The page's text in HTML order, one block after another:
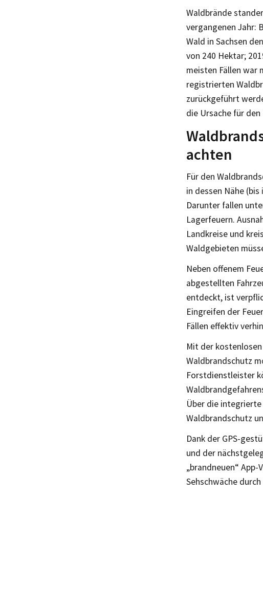
Waldbrände
vergangenen Jahr:
Wald in Sachsen
von 240 Hektar;
meisten Fällen war
registrierten
zurückgeführt
die Ursache für
achten
Für den
in dessen Nähe
Darunter fallen
Lagerfeuern.
Landkreise und
Waldgebieten
Neben offenem
abgestellten
entdeckt, ist
Eingreifen der
Fällen effektiv
Mit der
Waldbrandschutz
Forstdienstleister
Über die
Waldbrandschutz
Dank der GPS-
und der
„brandneuen“
Sehschwäche